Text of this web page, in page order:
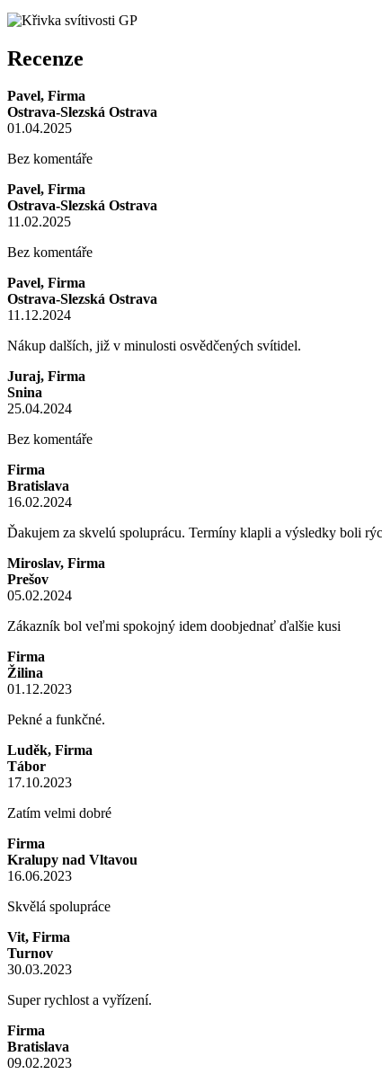
Recenze
Pavel, Firma
Ostrava-Slezská Ostrava
01.04.2025
Bez komentáře
Pavel, Firma
Ostrava-Slezská Ostrava
11.02.2025
Bez komentáře
Pavel, Firma
Ostrava-Slezská Ostrava
11.12.2024
Nákup dalších, již v minulosti osvědčených svítidel.
Juraj, Firma
Snina
25.04.2024
Bez komentáře
Firma
Bratislava
16.02.2024
Ďakujem za skvelú spoluprácu. Termíny klapli a výsledky boli
Miroslav, Firma
Prešov
05.02.2024
Zákazník bol veľmi spokojný idem doobjednať ďalšie kusi
Firma
Žilina
01.12.2023
Pekné a funkčné.
Luděk, Firma
Tábor
17.10.2023
Zatím velmi dobré
Firma
Kralupy nad Vltavou
16.06.2023
Skvělá spolupráce
Vit, Firma
Turnov
30.03.2023
Super rychlost a vyřízení.
Firma
Bratislava
09.02.2023